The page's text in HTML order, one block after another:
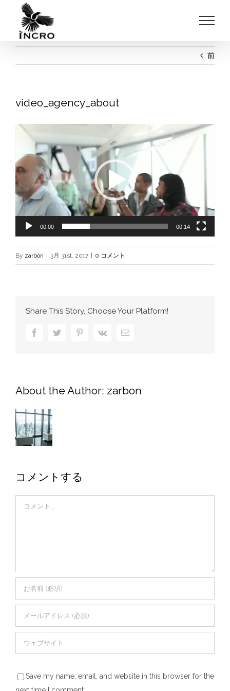
content
前
video_agency_about
動
プ
レ
ー
ヤ
ー
00:00 00:14
By zarbon | 3月 31st, 2017 | 0 コメント
Share This Story, Choose Your Platform!
FacebookTwitter PinterestVk
電
About the Author: zarbon
コメントする
Save my name, email, and website in this browser for the